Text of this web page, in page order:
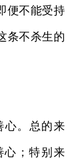
便不能受持
条不杀生的
心。总的来
心；特别来